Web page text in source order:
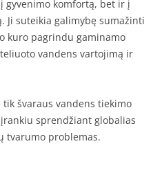
gyvenimo komfortą, bet ir į
Ji suteikia galimybę sumažinti
kuro pagrindu gaminamo
vandens vartojimą ir
švaraus vandens tiekimo
sprendžiant globalias
tvarumo problemas.